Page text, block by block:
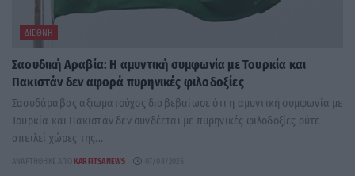
ΔΙΕΘΝΉ
Σαουδική Αραβία: Η αμυντική συμφωνία με Τουρκία και
Πακιστάν δεν αφορά πυρηνικές φιλοδοξίες
Σαουδάραβας αξιωματούχος διαβεβαίωσε ότι η αμυντική συμφωνία με
Τουρκία και Πακιστάν δεν συνδέεται με πυρηνικές φιλοδοξίες ούτε
απειλεί χώρες της...
ΑΝΑΡΤΉΘΗΚΕ ΑΠΌ KARFITSANEWS